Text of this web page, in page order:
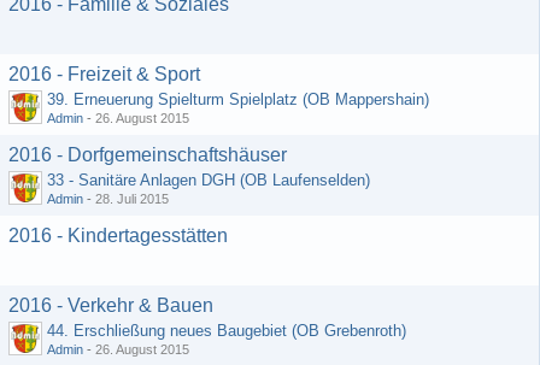
2016 - Familie & Soziales
2016 - Freizeit & Sport
39. Erneuerung Spielturm Spielplatz (OB Mappershain)
Admin - 26. August 2015
2016 - Dorfgemeinschaftshäuser
33 - Sanitäre Anlagen DGH (OB Laufenselden)
Admin - 28. Juli 2015
2016 - Kindertagesstätten
2016 - Verkehr & Bauen
44. Erschließung neues Baugebiet (OB Grebenroth)
Admin - 26. August 2015